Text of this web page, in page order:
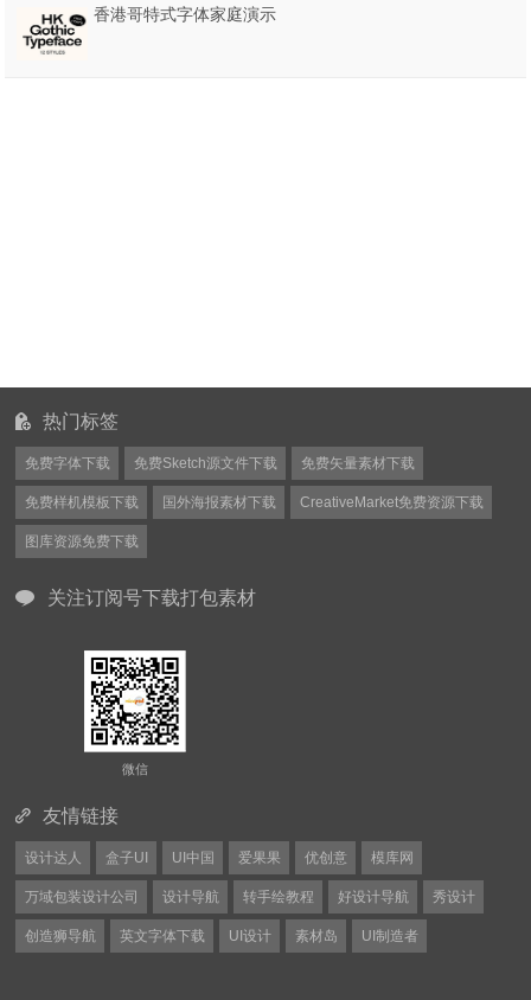
香港哥特式字体家庭演示
热门标签
免费字体下载 免费Sketch源文件下载 免费矢量素材下载
免费样机模板下载 国外海报素材下载 CreativeMarket免费资源下载
图库资源免费下载
关注订阅号下载打包素材
微信
友情链接
设计达人 盒子UI UI中国 爱果果 优创意 模库网
万域包装设计公司 设计导航 转手绘教程 好设计导航 秀设计
创造狮导航 英文字体下载 UI设计 素材岛 UI制造者